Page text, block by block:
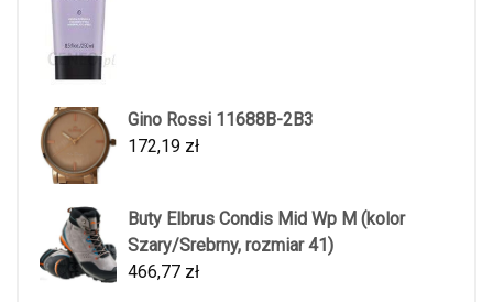
Gino Rossi 11688B-2B3
172,19 zł
Buty Elbrus Condis Mid Wp M (kolor
Szary/Srebrny, rozmiar 41)
466,77 zł